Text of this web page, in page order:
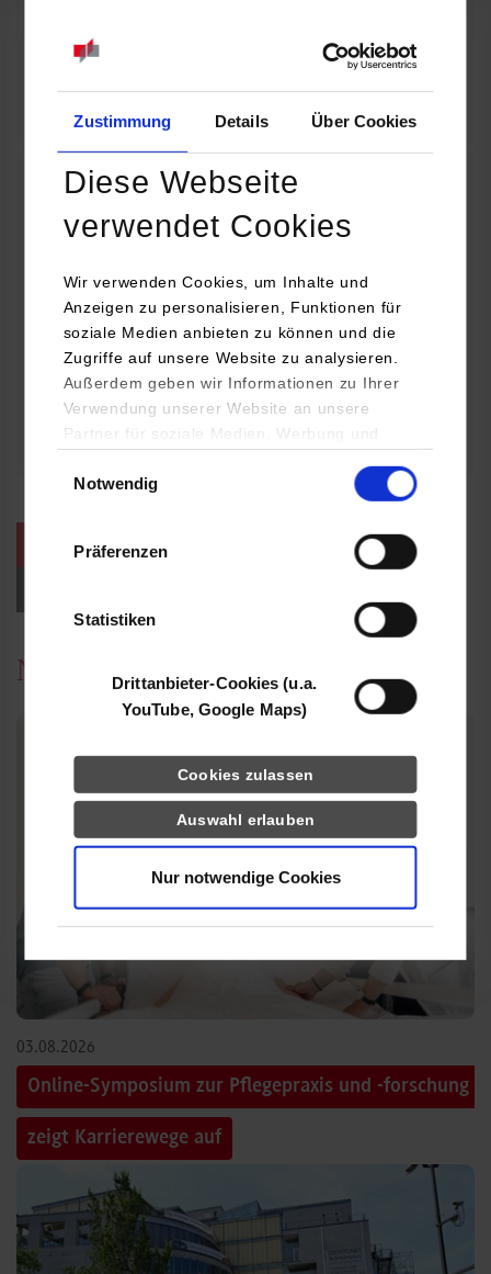
Zustimmung Details Über Cookies
Diese Webseite
verwendet Cookies
Wir verwenden Cookies, um Inhalte und
Anzeigen zu personalisieren, Funktionen für
soziale Medien anbieten zu können und die
Zugriffe auf unsere Website zu analysieren.
Außerdem geben wir Informationen zu Ihrer
Verwendung unserer Website an unsere
Partner für soziale Medien, Werbung und
YouTube, Google Maps) führen diese
Daten zusammen, die Sie ihnen bereitgestellt
haben oder die sie im Rahmen Ihrer Nutzung
Notwendig
Präferenzen
Statistiken
Drittanbieter-Cookies (u.a.
YouTube, Google Maps)
Cookies zulassen
Auswahl erlauben
Nur notwendige Cookies
Online INDIS-Infoveranstaltung für Studierende
Zum Event
Technologietag: Clean Urban Transportation –
nachhaltige Mobilität im (sub)urbanen Umfeld
16.09.2026 - 17.09.2026
Im Mittelpunkt stehen elektrische Antriebe, moderne
Batterietechnologien und innovative Fahrzeugkonzepte für
nachhaltige Mobilität in Stadt und…
weitere Veranstaltungen / Termine
News
03.08.2026
Online-Symposium zur Pflegepraxis und -forschung
zeigt Karrierewege auf